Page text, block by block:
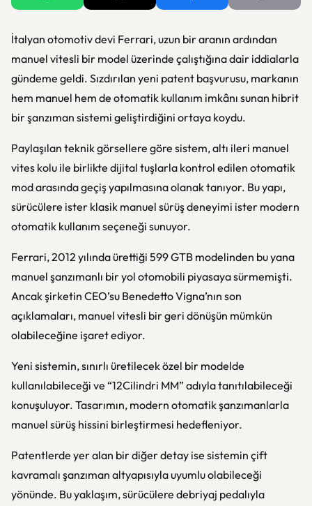
İtalyan otomotiv devi Ferrari, uzun bir aranın ardından
manuel vitesli bir model üzerinde çalıştığına dair iddialarla
gündeme geldi. Sızdırılan yeni patent başvurusu, markanın
hem manuel hem de otomatik kullanım imkânı sunan hibrit
bir şanzıman sistemi geliştirdiğini ortaya koydu.
Paylaşılan teknik görsellere göre sistem, altı ileri manuel
vites kolu ile birlikte dijital tuşlarla kontrol edilen otomatik
mod arasında geçiş yapılmasına olanak tanıyor. Bu yapı,
sürücülere ister klasik manuel sürüş deneyimi ister modern
otomatik kullanım seçeneği sunuyor.
Ferrari, 2012 yılında ürettiği 599 GTB modelinden bu yana
manuel şanzımanlı bir yol otomobili piyasaya sürmemişti.
Ancak şirketin CEO’su Benedetto Vigna’nın son
açıklamaları, manuel vitesli bir geri dönüşün mümkün
olabileceğine işaret ediyor.
Yeni sistemin, sınırlı üretilecek özel bir modelde
kullanılabileceği ve “12Cilindri MM” adıyla tanıtılabileceği
konuşuluyor. Tasarımın, modern otomatik şanzımanlarla
manuel sürüş hissini birleştirmesi hedefleniyor.
Patentlerde yer alan bir diğer detay ise sistemin çift
kavramalı şanzıman altyapısıyla uyumlu olabileceği
yönünde. Bu yaklaşım, sürücülere debriyaj pedalıyla